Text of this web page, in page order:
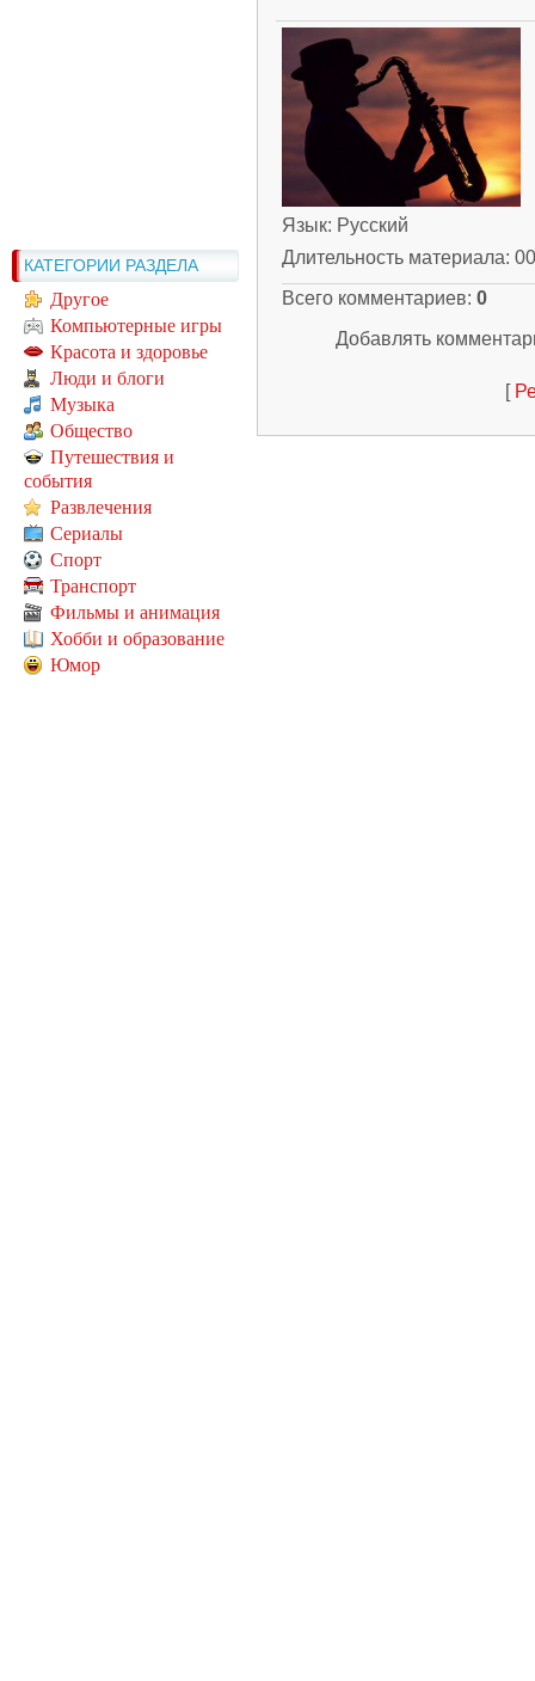
КАТЕГОРИИ РАЗДЕЛА
Другое
Компьютерные игры
Красота и здоровье
Люди и блоги
Музыка
Общество
Путешествия и
события
Развлечения
Сериалы
Спорт
Транспорт
Фильмы и анимация
Хобби и образование
Юмор
Язык: Русский
Длительность материала:
Всего комментариев: 0
Добавлять
[